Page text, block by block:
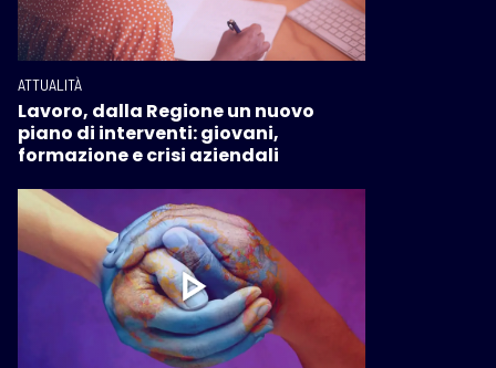
ATTUALITÀ
Lavoro, dalla Regione un nuovo
piano di interventi: giovani,
formazione e crisi aziendali